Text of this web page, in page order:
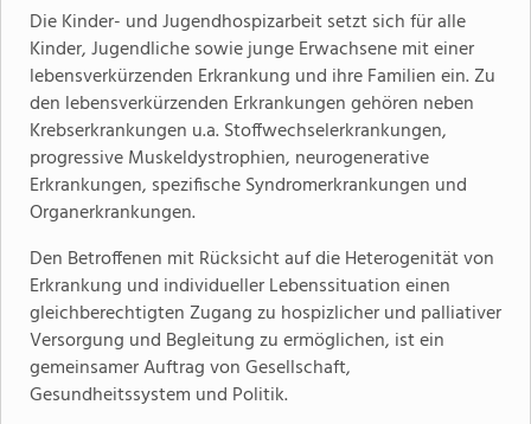
Die Kinder- und Jugendhospizarbeit setzt sich für alle
Kinder, Jugendliche sowie junge Erwachsene mit einer
lebensverkürzenden Erkrankung und ihre Familien ein. Zu
den lebensverkürzenden Erkrankungen gehören neben
Krebserkrankungen u.a. Stoffwechselerkrankungen,
progressive Muskeldystrophien, neurogenerative
Erkrankungen, spezifische Syndromerkrankungen und
Organerkrankungen.
Den Betroffenen mit Rücksicht auf die Heterogenität von
Erkrankung und individueller Lebenssituation einen
gleichberechtigten Zugang zu hospizlicher und palliativer
Versorgung und Begleitung zu ermöglichen, ist ein
gemeinsamer Auftrag von Gesellschaft,
Gesundheitssystem und Politik.